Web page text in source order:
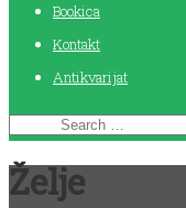
Bookica
Kontakt
Antikvarijat
Želje